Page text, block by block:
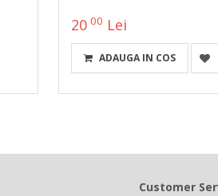
2000 Lei
ADAUGA IN COS
Customer